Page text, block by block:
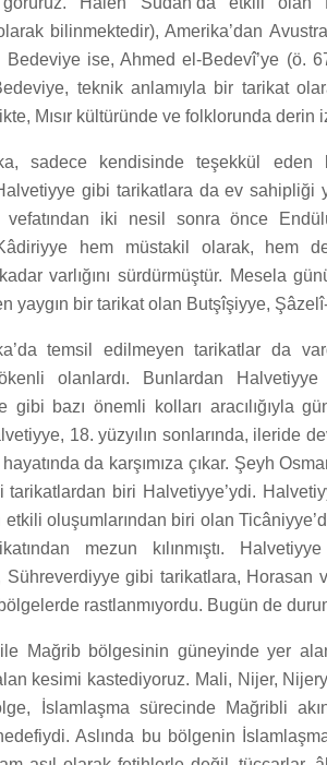
bilinmektedir), Amerika’dan
Bedeviye ise, Ahmed el-Bedevî’ye (ö.
teknik anlamıyla bir tarikat
Mısır kültüründe ve folklorunda derin
sadece kendisinde teşekkül
gibi tarikatlara da ev sahipliği
vefatından iki nesil sonra önce
Kâdiriyye hem müstakil olarak, hem
varlığını sürdürmüştür. Mesela
yaygın bir tarikat olan Butşîşiyye,
temsil edilmeyen tarikatlar da
olanlardı. Bunlardan
gibi bazı önemli kolları aracılığıyla
18. yüzyılın sonlarında, ileride
da karşımıza çıkar. Şeyh
tarikatlardan biri Halvetiyye’ydi.
oluşumlarından biri olan
mezun kılınmıştı.
Sühreverdiyye gibi tarikatlara, Horasan
rastlanmıyordu. Bugün de
ile Mağrib bölgesinin güneyinde yer
kesimi kastediyoruz. Mali, Nijer,
İslamlaşma sürecinde Mağribli
Aslında bu bölgenin